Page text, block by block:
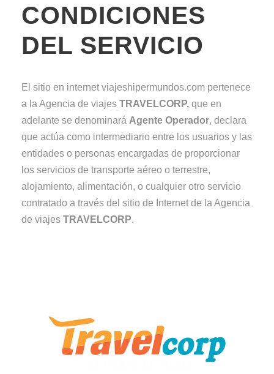
CONDICIONES
DEL SERVICIO
El sitio en internet viajeshipermundos.com pertenece
a la Agencia de viajes TRAVELCORP, que en
adelante se denominará Agente Operador, declara
que actúa como intermediario entre los usuarios y las
entidades o personas encargadas de proporcionar
los servicios de transporte aéreo o terrestre,
alojamiento, alimentación, o cualquier otro servicio
contratado a través del sitio de Internet de la Agencia
de viajes TRAVELCORP.